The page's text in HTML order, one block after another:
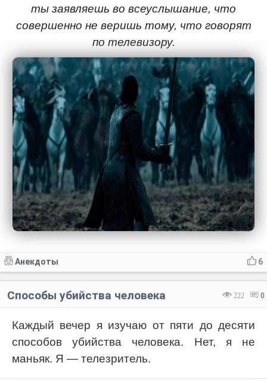
ты заявляешь во всеуслышание, что
совершенно не веришь тому, что говорят
по телевизору.
6
Анекдоты
222 0
Способы убийства человека
Каждый вечер я изучаю от пяти до десяти
способов убийства человека. Нет, я не
маньяк. Я — телезритель.